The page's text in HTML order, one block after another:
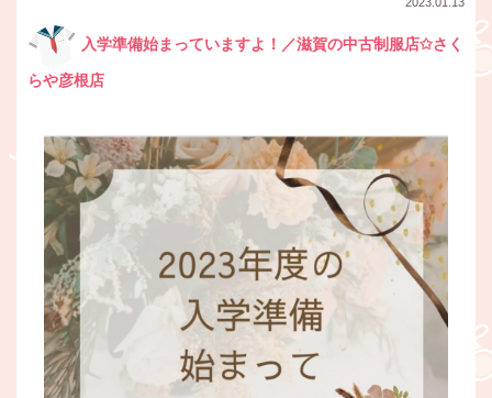
入学準備始まっていますよ！／滋賀の中古制服店✩さく
らや彦根店